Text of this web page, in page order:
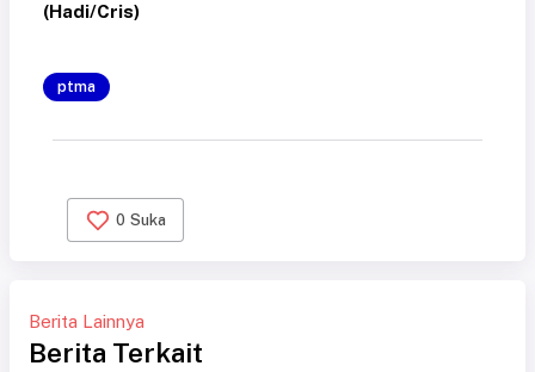
(Hadi/Cris)
ptma
0 Suka
Berita Lainnya
Berita Terkait